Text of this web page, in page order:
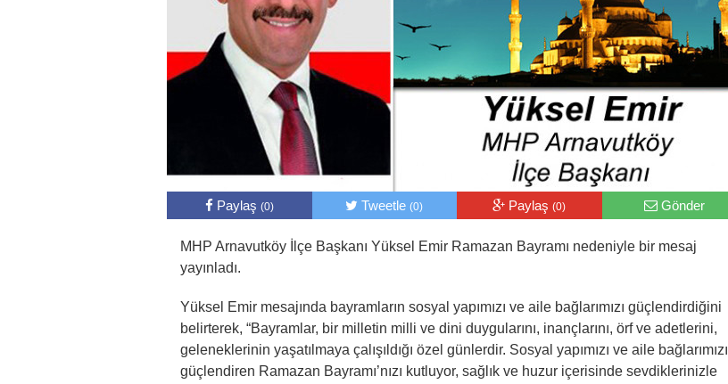
Paylaş (0) Tweetle(0) Paylaş(0) Gönder
MHP Arnavutköy İlçe Başkanı Yüksel Emir Ramazan Bayramı nedeniyle bir mesaj
yayınladı.
Yüksel Emir mesajında bayramların sosyal yapımızı ve aile bağlarımızı güçlendirdiğini
belirterek, “Bayramlar, bir milletin milli ve dini duygularını, inançlarını, örf ve adetlerini,
geleneklerinin yaşatılmaya çalışıldığı özel günlerdir. Sosyal yapımızı ve aile bağlarımızı
güçlendiren Ramazan Bayramı’nızı kutluyor, sağlık ve huzur içerisinde sevdiklerinizle